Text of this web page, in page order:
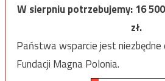
W sierpniu potrzebujemy:16 500
zł.
Państwa wsparcie jest
Fundacji Magna Polonia.